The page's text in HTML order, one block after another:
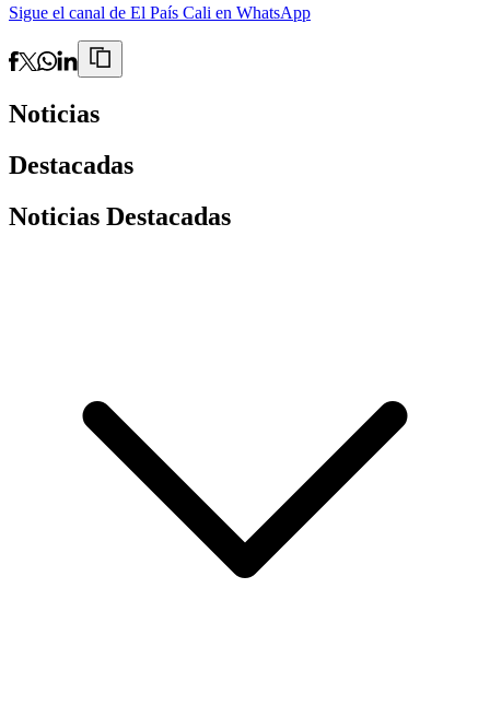
Sigue el canal de El País Cali en WhatsApp
Noticias
Destacadas
Noticias Destacadas